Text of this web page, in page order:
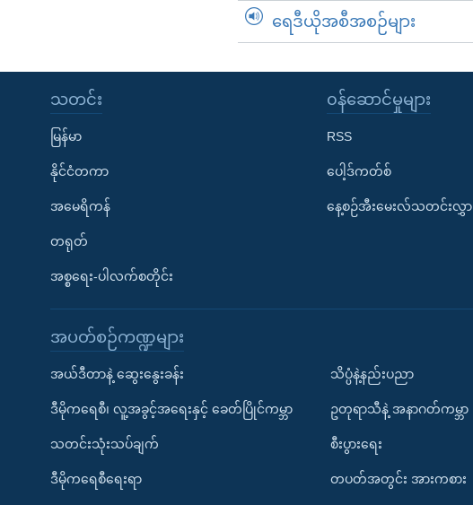
ရေဒီယိုအစီအစဉ်များ
သတင်း
မြန်မာ
နိုင်ငံတကာ
အမေရိကန်
တရုတ်
အစ္စရေး-ပါလက်စတိုင်း
၀န်ဆောင်မှုများ
RSS
ပေါ့ဒ်ကတ်စ်
နေ့စဉ်အီးမေးလ်သတင်းလွှာ
အပတ်စဉ်ကဏ္ဍများ
အယ်ဒီတာနဲ့ ဆွေးနွေးခန်း
ဒီမိုကရေစီ၊ လူ့အခွင့်အရေးနှင့် ခေတ်ပြိုင်ကမ္ဘာ
သတင်းသုံးသပ်ချက်
ဒီမိုကရေစီရေးရာ
သိပ္ပံနဲ့နည်းပညာ
ဥတုရာသီနဲ့ အနာဂတ်ကမ္ဘာ
စီးပွားရေး
တပတ်အတွင်း အားကစား